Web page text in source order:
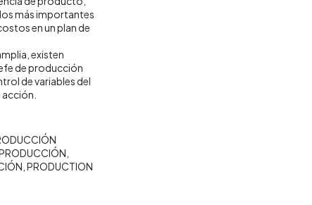
más importantes
en un plan de
existen
de producción
de variables del
PRODUCTION